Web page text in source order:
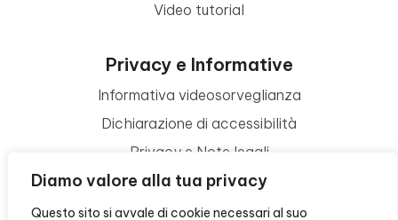
Diamo valore alla tua privacy
Questo sito si avvale di cookie necessari al suo
Video tutorial
Privacy e Informative
Informativa videosorveglianza
Dichiarazione di accessibilità
Privacy e Note legali
Termini di utilizzo
Cookie policy